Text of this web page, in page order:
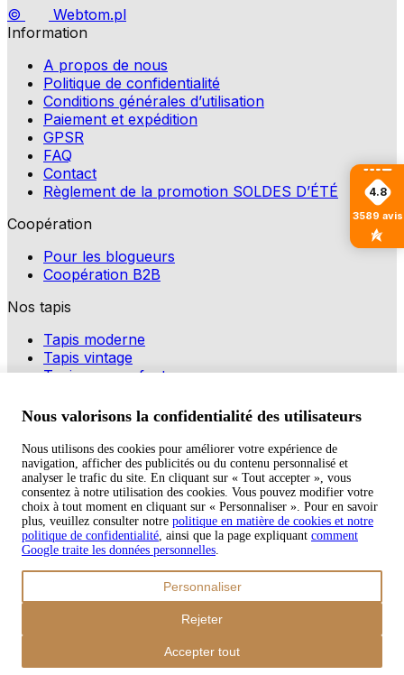
©
Webtom.pl
Information
A propos de nous
Politique de confidentialité
Conditions générales d’utilisation
Paiement et expédition
GPSR
FAQ
Contact
Règlement de la promotion SOLDES D’ÉTÉ
Coopération
Pour les blogueurs
Coopération B2B
Nos tapis
Tapis moderne
Tapis vintage
Tapis pour enfants
Modes de paiement
Copyright © 2026 TAPISO
4.8
3589 avis
Nous valorisons la confidentialité des utilisateurs
Nous utilisons des cookies pour améliorer votre expérience de
navigation, afficher des publicités ou du contenu personnalisé et
analyser le trafic du site. En cliquant sur « Tout accepter », vous
consentez à notre utilisation des cookies. Vous pouvez modifier votre
choix à tout moment en cliquant sur « Personnaliser ». Pour en savoir
plus, veuillez consulter notre politique en matière de cookies et notre
politique de confidentialité, ainsi que la page expliquant comment
Google traite les données personnelles.
Personnaliser
Rejeter
Accepter tout
Panier
0,00
0,00
Poursuivre les achats